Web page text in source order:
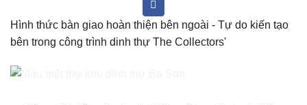
Hình thức bàn giao hoàn thiện bên ngoài - Tự do kiến tạo
bên trong công trình dinh thự The Collectors'